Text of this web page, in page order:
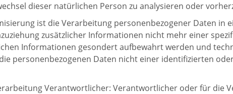
dieser natürlichen Person zu analysieren oder
ist die Verarbeitung personenbezogener Daten in
zusätzlicher Informationen nicht mehr einer
Informationen gesondert aufbewahrt werden und
personenbezogenen Daten nicht einer identifizierten
Verantwortlicher: Verantwortlicher oder für die